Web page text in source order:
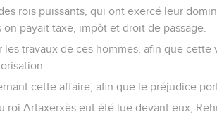
rois puissants, qui ont exercé leur
on payait taxe, impôt et droit de passage.
les travaux de ces hommes, afin que
cette affaire, afin que le préjudice
roi Artaxerxès eut été lue devant eux,